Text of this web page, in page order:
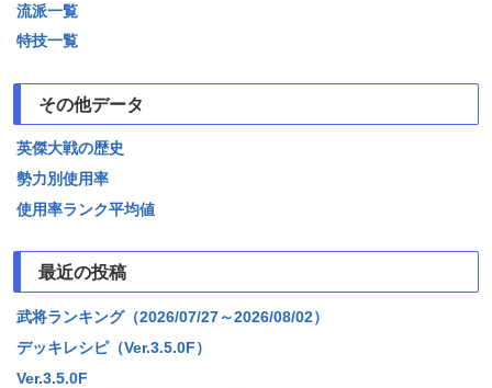
流派一覧
特技一覧
その他データ
英傑大戦の歴史
勢力別使用率
使用率ランク平均値
最近の投稿
武将ランキング（2026/07/27～2026/08/02）
デッキレシピ（Ver.3.5.0F）
Ver.3.5.0F